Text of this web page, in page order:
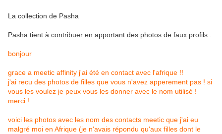
La collection de Pasha
Pasha tient à contribuer en apportant des photos de faux profils :
bonjour
grace a meetic affinity j'ai été en contact avec l'afrique !!
j'ai recu des photos de filles que vous n'avez apperement pas ! si
vous les voulez je peux vous les donner avec le nom utilisé !
merci !
voici les photos avec les nom des contacts meetic que j'ai eu
malgré moi en Afrique (je n'avais répondu qu'aux filles dont le